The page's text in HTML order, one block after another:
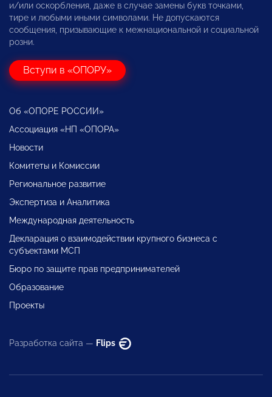
и/или оскорбления, даже в случае замены букв точками,
тире и любыми иными символами. Не допускаются
сообщения, призывающие к межнациональной и социальной
розни.
Вступи в «ОПОРУ»
Об «ОПОРЕ РОССИИ»
Ассоциация «НП «ОПОРА»
Новости
Комитеты и Комиссии
Региональное развитие
Экспертиза и Аналитика
Международная деятельность
Декларация о взаимодействии крупного бизнеса с
субъектами МСП
Бюро по защите прав предпринимателей
Образование
Проекты
Разработка сайта — Flips